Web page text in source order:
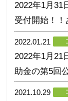
2022年1月31
受付開始！！
2022.01.21
2022年1月21
助金の第5回
2021.10.29